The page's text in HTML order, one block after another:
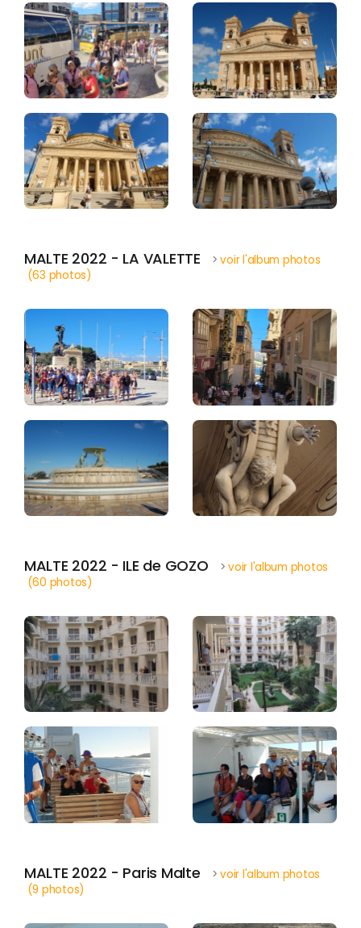
MALTE 2022 - LA VALETTE >voir l'album photos
(63 photos)
MALTE 2022 - ILE de GOZO >voir l'album photos
(60 photos)
MALTE 2022 - Paris Malte >voir l'album photos
(9 photos)